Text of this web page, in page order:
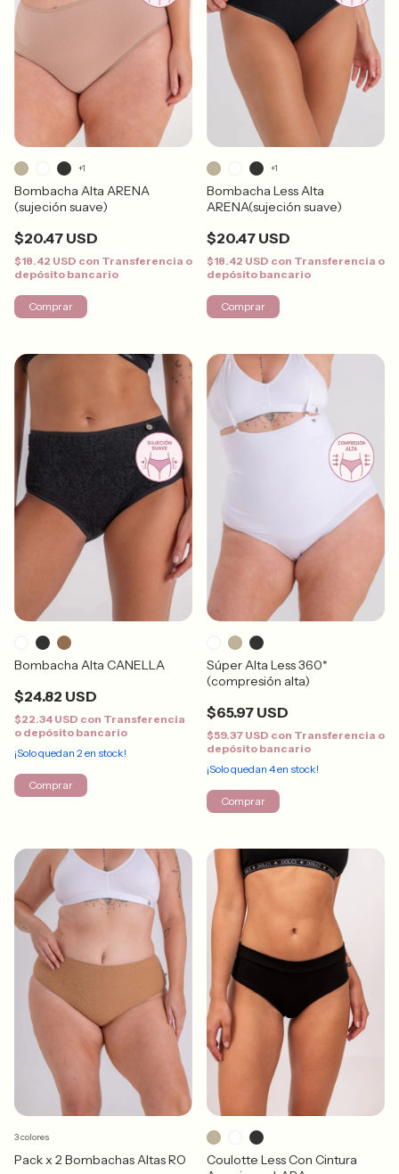
Bombacha Alta ARENA
(sujeción suave)
$20.47 USD
$18.42 USD con Transferencia o
depósito bancario
+1
Comprar
Bombacha Less Alta
ARENA(sujeción suave)
$20.47 USD
$18.42 USD con Transferencia o
depósito bancario
+1
Comprar
Bombacha Alta CANELLA
$24.82 USD
$22.34 USD con Transferencia
o depósito bancario
¡Solo quedan 2en stock!
Comprar
Súper Alta Less 360*
(compresión alta)
$65.97 USD
$59.37 USD con Transferencia o
depósito bancario
¡Solo quedan 4en stock!
Comprar
Pack x 2 Bombachas Altas RO
3 colores
Coulotte Less Con Cintura